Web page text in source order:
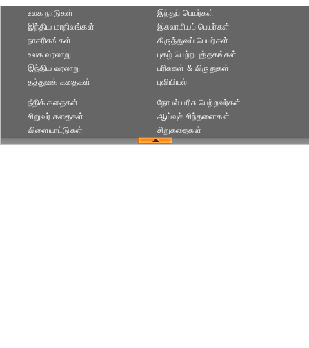
உலக நாடுகள்
இந்திய மாநிலங்கள்
நாகரிகங்கள்
இந்துப் பெயர்கள்
இசுலாமியப் பெயர்கள்
கிருத்துவப் பெயர்கள்
உலக வரலாறு
இந்திய வரலாறு
தத்துவக் கதைகள்
புகழ் பெற்ற புத்தகங்கள்
பரிசுகள் & விருதுகள்
புவியியல்
நீதிக் கதைகள்
சிறுவர் கதைகள்
விளையாட்டுகள்
நோபல் பரிசு‎ பெற்றவர்‎கள்
ஆய்வுச் சிந்தனைகள்
சிறுகதைகள்